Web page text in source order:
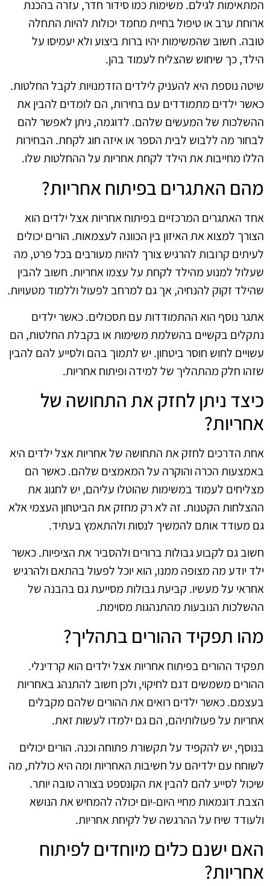
המתאימות לגילם. משימות כמו סידור חדר, עזרה בהכנת
ארוחת ערב או טיפול בחיית מחמד יכולות להיות התחלה
טובה. חשוב שהמשימות יהיו ברות ביצוע ולא יעמיסו על
הילד, כך שיחוש שהצליח לעמוד בהן.
שיטה נוספת היא להעניק לילדים הזדמנויות לקבל החלטות.
כאשר ילדים מתמודדים עם בחירות, הם לומדים להבין את
ההשלכות של המעשים שלהם. לדוגמה, ניתן לאפשר להם
לבחור מה ללבוש לבית הספר או איזה חוג לקחת. הבחירות
הללו מחייבות את הילד לקחת אחריות על ההחלטות שלו.
מהם האתגרים בפיתוח אחריות?
אחד האתגרים המרכזיים בפיתוח אחריות אצל ילדים הוא
הצורך למצוא את האיזון בין הכוונה לעצמאות. הורים יכולים
לעיתים קרובות להרגיש צורך להיות מעורבים בכל פרט, מה
שעלול למנוע מהילד לקחת על עצמו אחריות. חשוב להבין
שהילד זקוק להנחיה, אך גם למרחב לפעול וללמוד מטעויות.
אתגר נוסף הוא ההתמודדות עם תסכולים. כאשר ילדים
נתקלים בקשיים בהשלמת משימות או בקבלת החלטות, הם
עשויים לחוש חוסר ביטחון. יש לתמוך בהם ולסייע להם להבין
שזהו חלק מהתהליך של למידה ופיתוח אחריות.
כיצד ניתן לחזק את התחושה של
אחריות?
אחת הדרכים לחזק את התחושה של אחריות אצל ילדים היא
באמצעות הכרה והוקרה על המאמצים שלהם. כאשר הם
מצליחים לעמוד במשימות שהוטלו עליהם, יש לחגוג את
ההצלחות הקטנות. זה לא רק מחזק את הביטחון העצמי אלא
גם מעודד אותם להמשיך לנסות ולהתאמץ בעתיד.
חשוב גם לקבוע גבולות ברורים ולהסביר את הציפיות. כאשר
ילד יודע מה מצופה ממנו, הוא יוכל לפעול בהתאם ולהרגיש
אחראי על מעשיו. קביעת גבולות מסייעת גם בהבנה של
ההשלכות הנובעות מהתנהגות מסוימת.
מהו תפקיד ההורים בתהליך?
תפקיד ההורים בפיתוח אחריות אצל ילדים הוא קרדינלי.
ההורים משמשים דגם לחיקוי, ולכן חשוב להתנהג באחריות
בעצמם. כאשר ילדים רואים את ההורים שלהם מקבלים
אחריות על פעולותיהם, הם גם ילמדו לעשות זאת.
בנוסף, יש להקפיד על תקשורת פתוחה וכנה. הורים יכולים
לשוחח עם ילדיהם על חשיבות האחריות ומה היא כוללת, מה
שיכול לסייע להם להבין את הקונספט בצורה טובה יותר.
הצבת דוגמאות מחיי היום-יום יכולה להמחיש את הנושא
ולעודד שיח על ההרגשה של לקיחת אחריות.
האם ישנם כלים מיוחדים לפיתוח
אחריות?